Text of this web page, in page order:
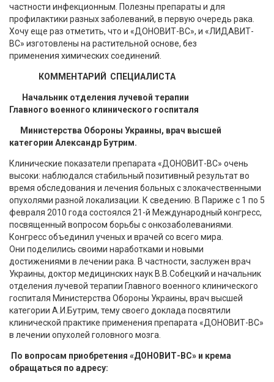
частности инфекционным. Полезны препараты и для
профилактики разных заболеваний, в первую очередь рака.
Хочу еще раз отметить, что и «ДОНОВИТ-ВС», и «ЛИДАВИТ-
ВС» изготовлены на растительной основе, без
применения химических соединений.
КОММЕНТАРИЙ СПЕЦИАЛИСТА
Начальник отделения лучевой терапии
Главного военного клинического госпиталя
Министерства Обороны Украины, врач высшей
категории Александр Бутрим.
Клинические показатели препарата «ДОНОВИТ-ВС» очень
высоки: наблюдался стабильный позитивный результат во
время обследования и лечения больных с злокачественными
опухолями разной локализации. К сведению. В Париже с 1 по 5
февраля 2010 года состоялся 21-й Международный конгресс,
посвященный вопросом борьбы с онкозаболеваниями.
Конгресс объединил ученых и врачей со всего мира.
Они поделились своими наработками и новыми
достижениями в лечении рака. В частности, заслужен врач
Украины, доктор медицинских наук В.В.Собецкий и начальник
отделения лучевой терапии Главного военного клинического
госпиталя Министерства Обороны Украины, врач высшей
категории А.И.Бутрим, тему своего доклада посвятили
клинической практике применения препарата «ДОНОВИТ-ВС»
в лечении опухолей головного мозга.
По вопросам приобретения «ДОНОВИТ-ВС» и крема
обращаться по адресу: